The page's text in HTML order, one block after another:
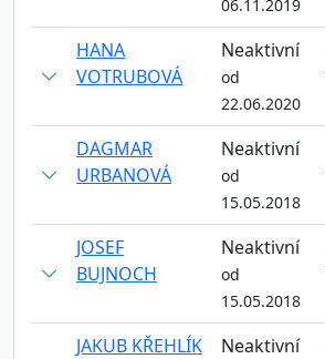
06.11.2019
HANA
VOTRUBOVÁ
Neaktivní
od
22.06.2020
DAGMAR
URBANOVÁ
Neaktivní
od
15.05.2018
JOSEF
BUJNOCH
Neaktivní
od
15.05.2018
JAKUB KŘEHLÍK Neaktivní